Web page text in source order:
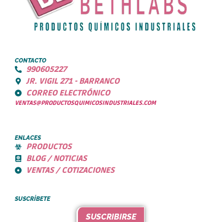
CONTACTO
990605227
JR. VIGIL 271 - BARRANCO
CORREO ELECTRÓNICO
VENTAS@PRODUCTOSQUIMICOSINDUSTRIALES.COM
ENLACES
PRODUCTOS
BLOG / NOTICIAS
VENTAS / COTIZACIONES
SUSCRÍBETE
SUSCRIBIRSE